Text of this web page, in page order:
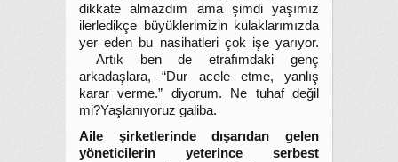
dikkate almazdım ama şimdi yaşımız
ilerledikçe büyüklerimizin kulaklarımızda
yer eden bu nasihatleri çok işe yarıyor.
Artık ben de etrafımdaki genç
arkadaşlara, “Dur acele etme, yanlış
karar verme.” diyorum. Ne tuhaf değil
mi?Yaşlanıyoruz galiba.
Aile şirketlerinde dışarıdan gelen
yöneticilerin yeterince serbest